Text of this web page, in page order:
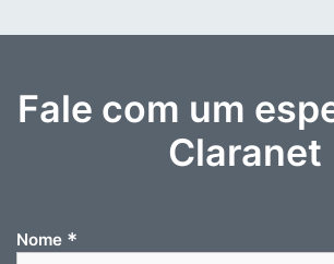
Fale com um
Claranet
Nome *